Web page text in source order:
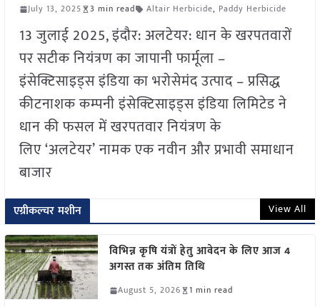
July 13, 2025 3 min read Altair Herbicide, Paddy Herbicide
13 जुलाई 2025, इंदौर: अलटेयर: धान के खरपतवारों
पर सटीक नियंत्रण का जापानी फार्मूला –
इंसेक्टिसाइड्स इंडिया का भरोसेमंद उत्पाद – प्रसिद्ध
कीटनाशक कम्पनी इंसेक्टिसाइड्स इंडिया लिमिटेड ने
धान की फसल में खरपतवार नियंत्रण के
लिए ‘अलटेयर’ नामक एक नवीन और प्रभावी समाधान
बाजार
एग्रीकल्चर मशीन View All
विभिन्न कृषि यंत्रों हेतु आवेदन के लिए आज 4
अगस्त तक अंतिम तिथि
August 5, 2026 1 min read